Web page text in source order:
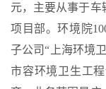
元，主要从事于车
项目部。环境院
子公司“上海环境
市容环境卫生工